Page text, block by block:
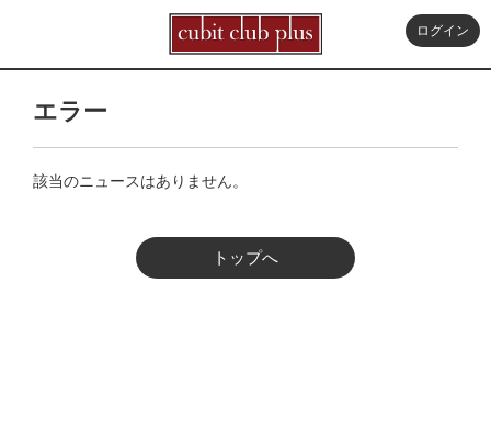
ログイン
エラー
該当のニュースはありません。
トップへ